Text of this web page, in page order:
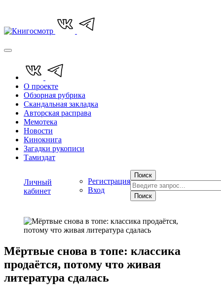
О проекте
Обзорная рубрика
Скандальная закладка
Авторская расправа
Мемотека
Новости
Кинокнига
Загадки рукописи
Тамиздат
Личный
кабинет
Регистрация
Вход
Поиск
Поиск
Мёртвые снова в топе: классика
продаётся, потому что живая
литература сдалась